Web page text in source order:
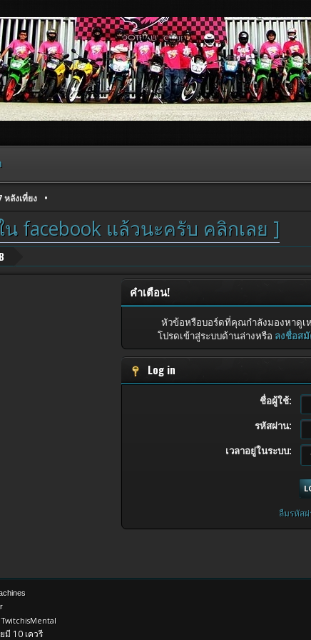
หลังเที่ยง
น facebook แล้วนะครับ คลิกเลย ]
คำเตือน!
หัวข้อหรือบอร์ดที่คุณกำลังมองหาดู
โปรดเข้าสู่ระบบด้านล่างหรือ ลงชื่อส
Log in
ชื่อผู้ใช้:
รหัสผ่าน:
เวลาอยู่ในระบบ:
ลืมรหัส
มี 10 เควรี